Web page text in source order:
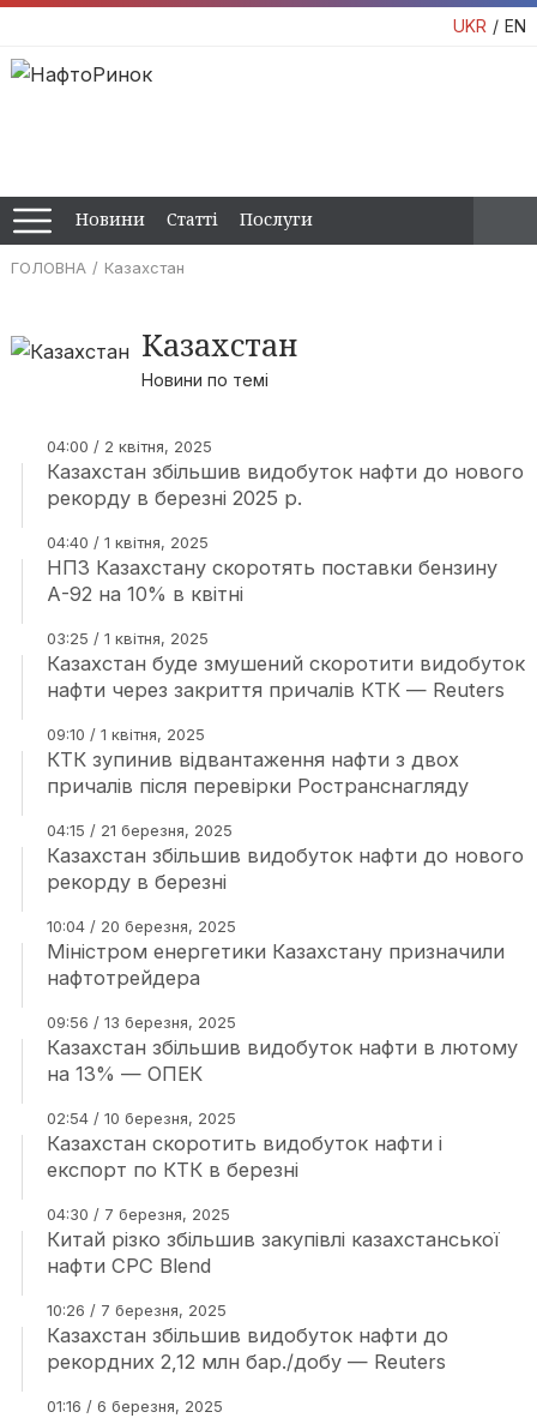
UKR EN
Новини Статті Послуги
ГОЛОВНА Казахстан
Казахстан
Новини по темі
04:00 / 2 квітня, 2025
Казахстан збільшив видобуток нафти до нового
рекорду в березні 2025 р.
04:40 / 1 квітня, 2025
НПЗ Казахстану скоротять поставки бензину
А-92 на 10% в квітні
03:25 / 1 квітня, 2025
Казахстан буде змушений скоротити видобуток
нафти через закриття причалів КТК — Reuters
09:10 / 1 квітня, 2025
КТК зупинив відвантаження нафти з двох
причалів після перевірки Ространснагляду
04:15 / 21 березня, 2025
Казахстан збільшив видобуток нафти до нового
рекорду в березні
10:04 / 20 березня, 2025
Міністром енергетики Казахстану призначили
нафтотрейдера
09:56 / 13 березня, 2025
Казахстан збільшив видобуток нафти в лютому
на 13% — ОПЕК
02:54 / 10 березня, 2025
Казахстан скоротить видобуток нафти і
експорт по КТК в березні
04:30 / 7 березня, 2025
Китай різко збільшив закупівлі казахстанської
нафти CPC Blend
10:26 / 7 березня, 2025
Казахстан збільшив видобуток нафти до
рекордних 2,12 млн бар./добу — Reuters
01:16 / 6 березня, 2025